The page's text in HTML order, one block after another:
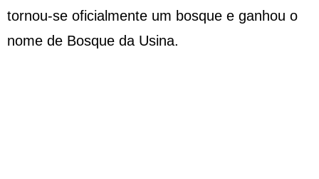
tornou-se oficialmente um bosque e ganhou o
nome de Bosque da Usina.